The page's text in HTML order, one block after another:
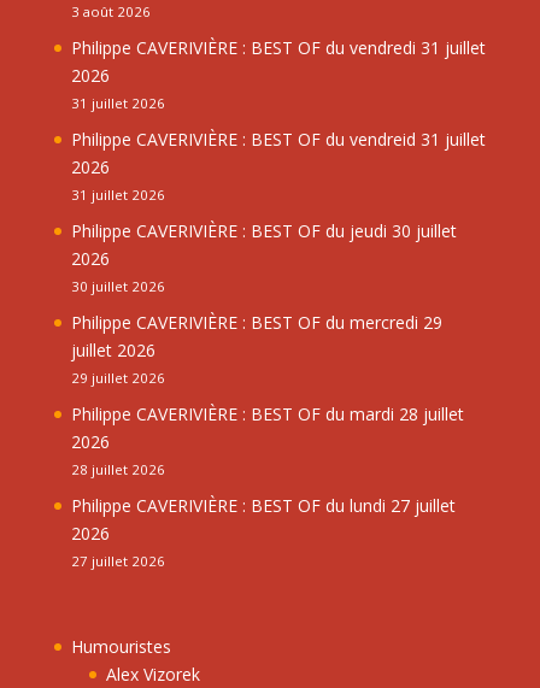
3 août 2026
Philippe CAVERIVIÈRE : BEST OF du vendredi 31 juillet
2026
31 juillet 2026
Philippe CAVERIVIÈRE : BEST OF du vendreid 31 juillet
2026
31 juillet 2026
Philippe CAVERIVIÈRE : BEST OF du jeudi 30 juillet
2026
30 juillet 2026
Philippe CAVERIVIÈRE : BEST OF du mercredi 29
juillet 2026
29 juillet 2026
Philippe CAVERIVIÈRE : BEST OF du mardi 28 juillet
2026
28 juillet 2026
Philippe CAVERIVIÈRE : BEST OF du lundi 27 juillet
2026
27 juillet 2026
Humouristes
Alex Vizorek